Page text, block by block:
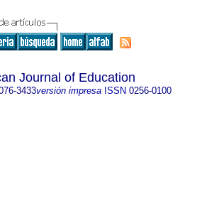
Journal of Education
3433versión impresaISSN 0256-0100